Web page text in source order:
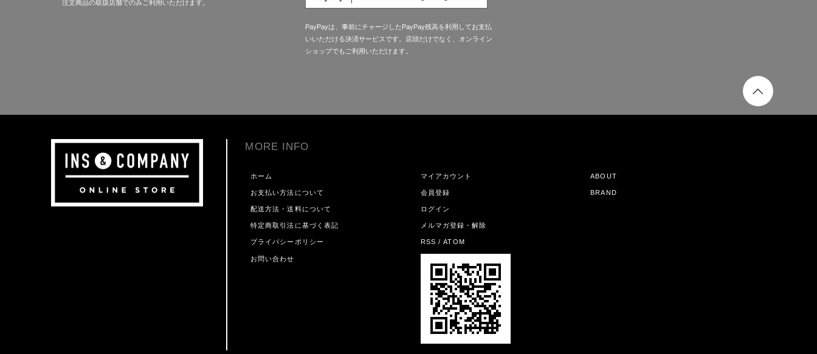
注文商品の取扱店舗でのみご利用いただけます。
PayPayは、事前にチャージしたPayPay残高を利用してお支払
いいただける決済サービスです。店頭だけでなく、オンライン
ショップでもご利用いただけます。
MORE INFO
ホーム
お支払い方法について
配送方法・送料について
特定商取引法に基づく表記
プライバシーポリシー
お問い合わせ
マイアカウント
会員登録
ログイン
メルマガ登録・解除
RSS /ATOM
ABOUT
BRAND